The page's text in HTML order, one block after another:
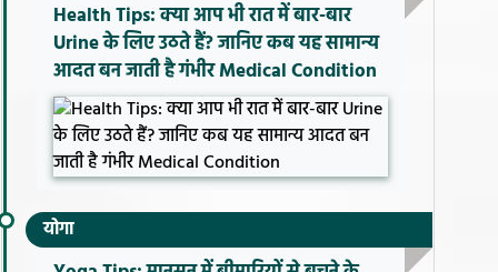
Health Tips: क्या आप भी रात में बार-बार
Urine के लिए उठते हैं? जानिए कब यह सामान्य
आदत बन जाती है गंभीर Medical Condition
योगा